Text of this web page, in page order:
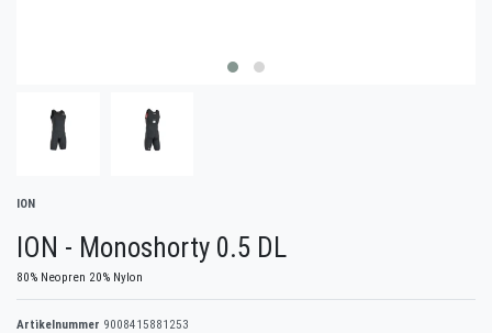
ION
ION - Monoshorty 0.5 DL
80% Neopren 20% Nylon
Artikelnummer 9008415881253